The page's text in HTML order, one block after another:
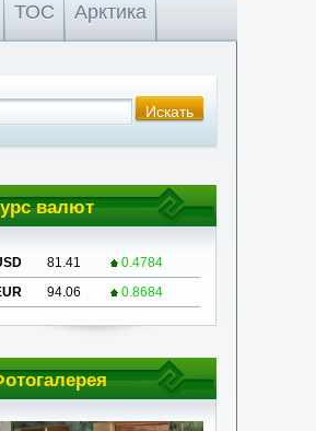
ТОС Арктика
валют
81.41
0.4784
94.06 0.8684